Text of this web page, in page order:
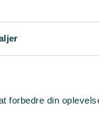
forbedre din